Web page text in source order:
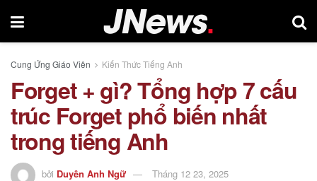
Cung Ứng Giáo Viên Kiến Thức Tiếng Anh
Forget + gì? Tổng hợp 7 cấu
trúc Forget phổ biến nhất
trong tiếng Anh
bởi Duyên Anh Ngữ Tháng 12 23, 2025